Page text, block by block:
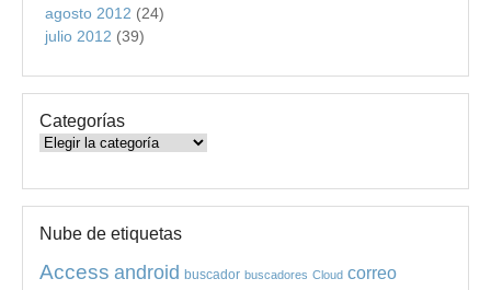
agosto 2012 (24)
julio 2012 (39)
Categorías
Categorías
Nube de etiquetas
Access android buscador buscadores Cloud correo